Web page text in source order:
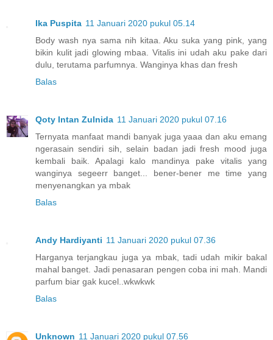
Ika Puspita 11 Januari 2020 pukul 05.14
Body wash nya sama nih kitaa. Aku suka yang pink, yang
bikin kulit jadi glowing mbaa. Vitalis ini udah aku pake dari
dulu, terutama parfumnya. Wanginya khas dan fresh
Balas
Qoty Intan Zulnida 11 Januari 2020 pukul 07.16
Ternyata manfaat mandi banyak juga yaaa dan aku emang
ngerasain sendiri sih, selain badan jadi fresh mood juga
kembali baik. Apalagi kalo mandinya pake vitalis yang
wanginya segeerr banget... bener-bener me time yang
menyenangkan ya mbak
Balas
Andy Hardiyanti 11 Januari 2020 pukul 07.36
Harganya terjangkau juga ya mbak, tadi udah mikir bakal
mahal banget. Jadi penasaran pengen coba ini mah. Mandi
parfum biar gak kucel..wkwkwk
Balas
Unknown 11 Januari 2020 pukul 07.56